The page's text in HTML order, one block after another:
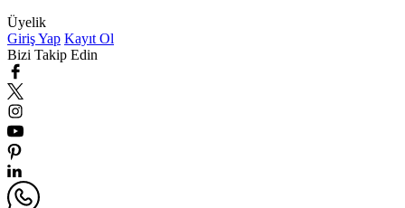
Üyelik
Giriş Yap Kayıt Ol
Bizi Takip Edin